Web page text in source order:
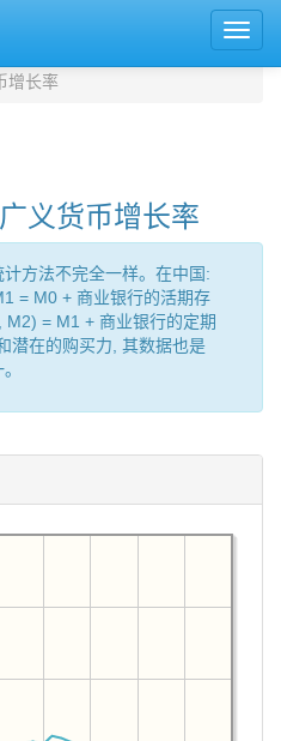
增长率
义货币增长率
方法不完全一样。在中国:
= M0 + 商业银行的活期存
= M1 + 商业银行的定期
潜在的购买力, 其数据也是